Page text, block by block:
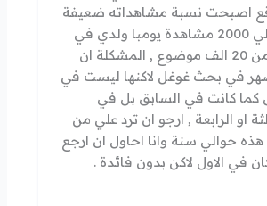
اصبحت نسبة مشاهداته ضعيفة
جدا جدا حوالي 2000 مشاهدة يومبا ولدي في
الموقع اكثر من 20 الف موضوع , المشكلة ان
في بحث غوغل لاكنها ليست في
كما كانت في السابق بل في
او الرابعة , ارجو ان ترد علي من
حوالي سنة وانا احاول ان ارجع
في الاول لاكن بدون فائدة .